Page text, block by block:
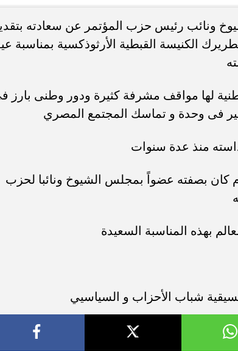
ونائب رئيس حزب المؤتمر عن سعادته
الكنيسة القبطية الأرثوذكسية بمناسبة
لها مواقف مشرفة كثيرة ودور وطنى بارز
فى وحدة و تماسك المجتمع المصري
منذ عدة سنوات
كان بصفته عضواً بمجلس الشيوخ ونائبا لحزب
بهذه المناسبة السعيدة
شباب الأحزاب و السياسيي
وفاة ممرضة
ينعونها
محافظ القاهرة يعتمد جدول إمتحانات
الثاني للعام الدراسي ٢٠٢٥...